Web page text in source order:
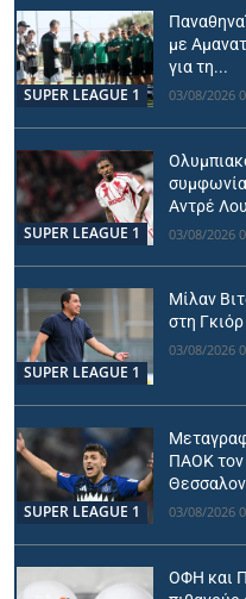
SUPER LEAGUE 1
με
για τη...
03/08/2026
SUPER LEAGUE 1
συμφωνία
Αντρέ
03/08/2026
SUPER LEAGUE 1
Μίλαν
στη
03/08/2026
SUPER LEAGUE 1
ΠΑΟΚ τον
03/08/2026
ΟΦΗ και